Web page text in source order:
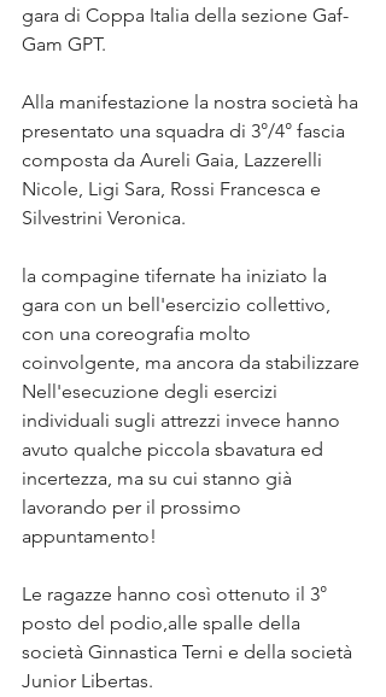
gara di Coppa Italia della sezione Gaf-
Gam GPT.
Alla manifestazione la nostra società ha
presentato una squadra di 3°/4° fascia
composta da Aureli Gaia, Lazzerelli
Nicole, Ligi Sara, Rossi Francesca e
Silvestrini Veronica.
la compagine tifernate ha iniziato la
gara con un bell'esercizio collettivo,
con una coreografia molto
coinvolgente, ma ancora da stabilizzare
Nell'esecuzione degli esercizi
individuali sugli attrezzi invece hanno
avuto qualche piccola sbavatura ed
incertezza, ma su cui stanno già
lavorando per il prossimo
appuntamento!
Le ragazze hanno così ottenuto il 3°
posto del podio,alle spalle della
società Ginnastica Terni e della società
Junior Libertas.